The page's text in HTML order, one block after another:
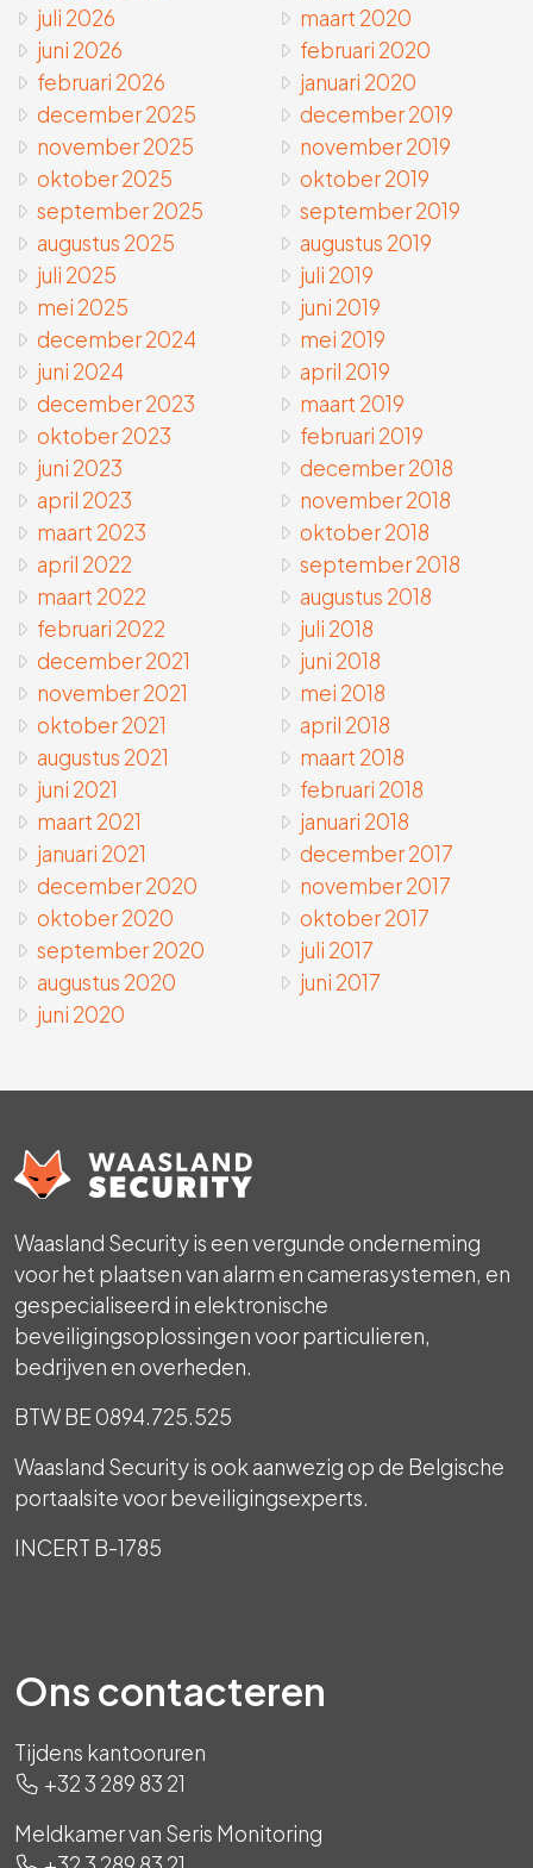
juli 2026
juni 2026
februari 2026
december 2025
november 2025
oktober 2025
september 2025
augustus 2025
juli 2025
mei 2025
december 2024
juni 2024
december 2023
oktober 2023
juni 2023
april 2023
maart 2023
april 2022
maart 2022
februari 2022
december 2021
november 2021
oktober 2021
augustus 2021
juni 2021
maart 2021
januari 2021
december 2020
oktober 2020
september 2020
augustus 2020
juni 2020
maart 2020
februari 2020
januari 2020
december 2019
november 2019
oktober 2019
september 2019
augustus 2019
juli 2019
juni 2019
mei 2019
april 2019
maart 2019
februari 2019
december 2018
november 2018
oktober 2018
september 2018
augustus 2018
juli 2018
juni 2018
mei 2018
april 2018
maart 2018
februari 2018
januari 2018
december 2017
november 2017
oktober 2017
juli 2017
juni 2017
Waasland Security is een vergunde onderneming
voor het plaatsen van alarm en camerasystemen, en
gespecialiseerd in elektronische
beveiligingsoplossingen voor particulieren,
bedrijven en overheden.
BTW BE 0894.725.525
Waasland Security is ook aanwezig op de Belgische
portaalsite voor beveiligingsexperts.
INCERT B-1785
Ons contacteren
Tijdens kantooruren
+32 3 289 83 21
Meldkamer van Seris Monitoring